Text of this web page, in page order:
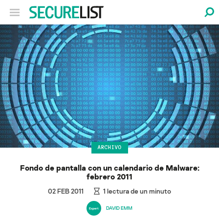
ARCHIVO
Fondo de pantalla con un calendario de Malware:
febrero 2011
02 FEB 2011 1 lectura de un minuto
DAVID EMM